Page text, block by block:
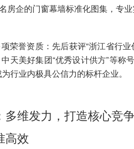
企的门窗幕墙标准化图集，专业
荣誉资质：先后获评“浙江省行
天美好集团“优秀设计供方”等称
行业内极具公信力的标杆企业。
维发力，打造核心竞
高效